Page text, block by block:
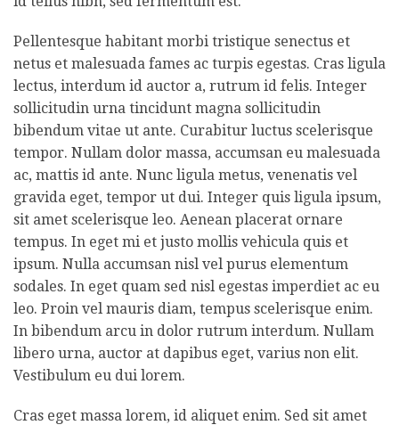
Pellentesque habitant morbi tristique senectus et
netus et malesuada fames ac turpis egestas. Cras ligula
lectus, interdum id auctor a, rutrum id felis. Integer
sollicitudin urna tincidunt magna sollicitudin
bibendum vitae ut ante. Curabitur luctus scelerisque
tempor. Nullam dolor massa, accumsan eu malesuada
ac, mattis id ante. Nunc ligula metus, venenatis vel
gravida eget, tempor ut dui. Integer quis ligula ipsum,
sit amet scelerisque leo. Aenean placerat ornare
tempus. In eget mi et justo mollis vehicula quis et
ipsum. Nulla accumsan nisl vel purus elementum
sodales. In eget quam sed nisl egestas imperdiet ac eu
leo. Proin vel mauris diam, tempus scelerisque enim.
In bibendum arcu in dolor rutrum interdum. Nullam
libero urna, auctor at dapibus eget, varius non elit.
Vestibulum eu dui lorem.
Cras eget massa lorem, id aliquet enim. Sed sit amet